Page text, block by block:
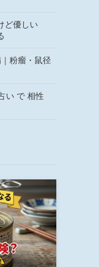
ど優しい
粉瘤・鼠径
い で 相性